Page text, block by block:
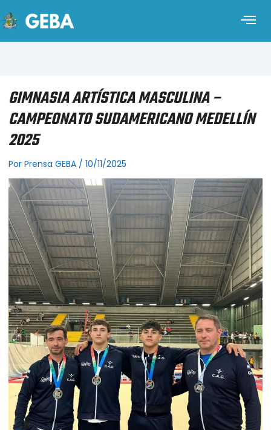
GIMNASIA ARTÍSTICA MASCULINA –
CAMPEONATO SUDAMERICANO MEDELLÍN
2025
Por Prensa GEBA / 10/11/2025